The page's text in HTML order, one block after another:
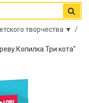
творчества ▼ /
кота"